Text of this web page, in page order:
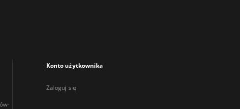
Konto użytkownika
Zaloguj się